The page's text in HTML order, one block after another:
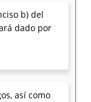
b) del
dado por
así como